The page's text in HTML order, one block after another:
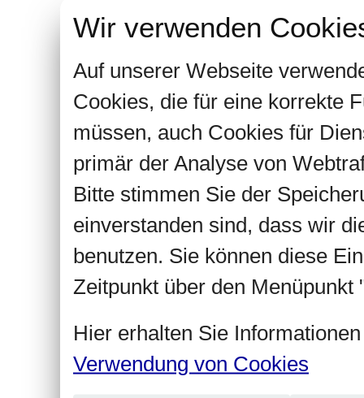
Wir verwenden
Auf unserer Webseite
Cookies, die für eine korrekte
müssen, auch Cookies für
primär der Analyse von
Bitte stimmen Sie der
einverstanden sind, dass wir
benutzen. Sie können diese
Zeitpunkt über den Menüpunkt
Hier erhalten Sie
Verwendung von Cookies